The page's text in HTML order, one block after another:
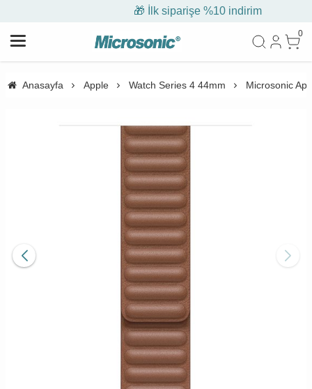
🎁 İlk siparişe %10 indirim
0
Anasayfa Apple Watch Series 4 44mm Microsonic